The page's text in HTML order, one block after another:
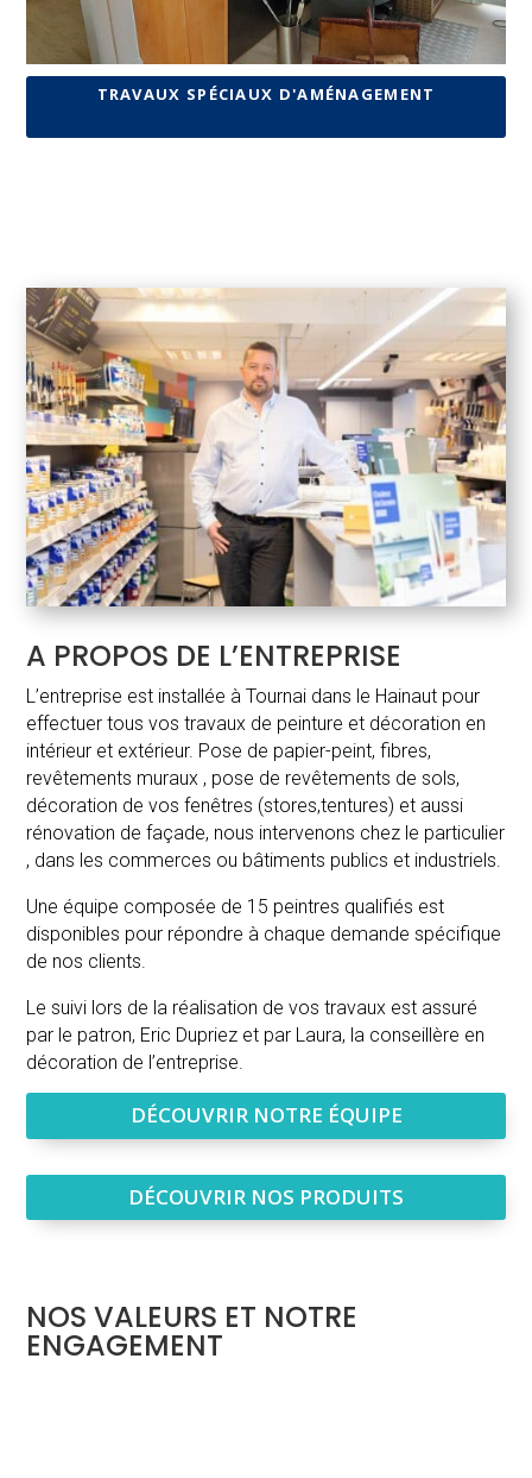
TRAVAUX SPÉCIAUX D'AMÉNAGEMENT
A PROPOS DE L’ENTREPRISE
L’entreprise est installée à Tournai dans le Hainaut pour
effectuer tous vos travaux de peinture et décoration en
intérieur et extérieur. Pose de papier-peint, fibres,
revêtements muraux , pose de revêtements de sols,
décoration de vos fenêtres (stores,tentures) et aussi
rénovation de façade, nous intervenons chez le particulier
, dans les commerces ou bâtiments publics et industriels.
Une équipe composée de 15 peintres qualifiés est
disponibles pour répondre à chaque demande spécifique
de nos clients.
Le suivi lors de la réalisation de vos travaux est assuré
par le patron, Eric Dupriez et par Laura, la conseillère en
décoration de l’entreprise.
DÉCOUVRIR NOTRE ÉQUIPE
DÉCOUVRIR NOS PRODUITS
NOS VALEURS ET NOTRE
ENGAGEMENT